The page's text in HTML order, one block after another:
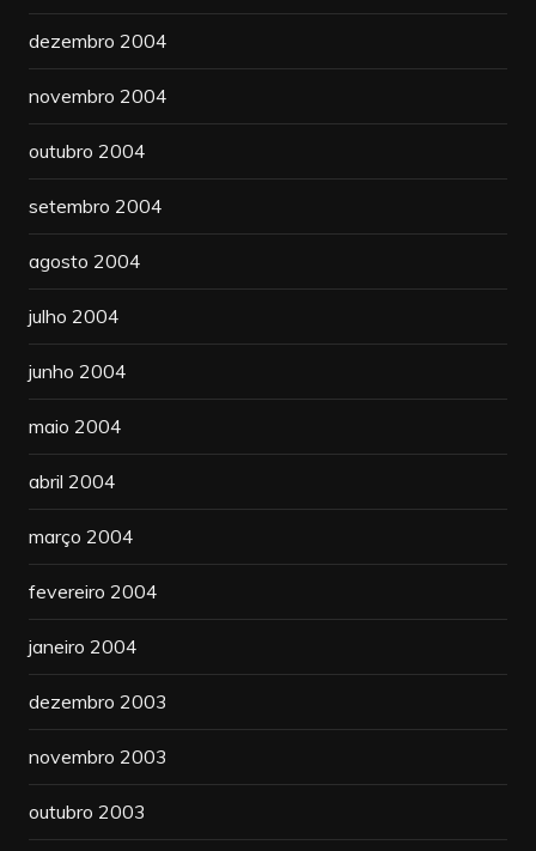
dezembro 2004
novembro 2004
outubro 2004
setembro 2004
agosto 2004
julho 2004
junho 2004
maio 2004
abril 2004
março 2004
fevereiro 2004
janeiro 2004
dezembro 2003
novembro 2003
outubro 2003